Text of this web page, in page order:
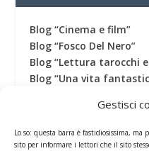
Gestisci
Lo so: questa barra è fastidiosissima,
sito per informare i lettori che il sito
Blog “Cinema e film”
Blog “Fosco Del Nero”
Blog “Lettura tarocchi
Blog “Una vita
Canale Telegram
Gruppo Facebook
Pagina Facebook